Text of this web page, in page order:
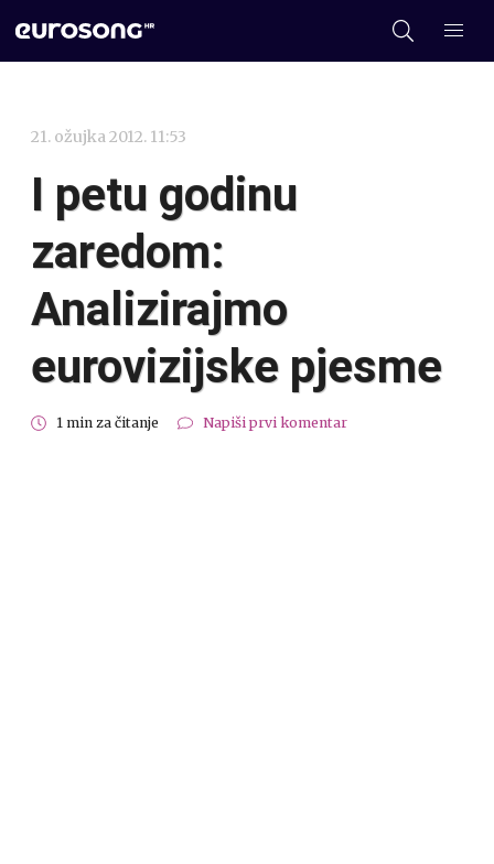
21. ožujka 2012. 11:53
I petu godinu
zaredom:
Analizirajmo
eurovizijske pjesme
1 min za čitanje Napiši prvi komentar